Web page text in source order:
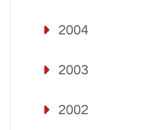
2004
2003
2002